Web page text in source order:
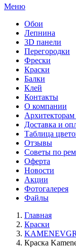
Меню
Обои
Лепнина
3D панели
Перегородки
Фрески
Краски
Балки
Клей
Контакты
О компании
Доставка и
Таблица
Отзывы
Советы по
Оферта
Новости
Акции
Фотогалерея
Файлы
Главная
Краски
Краска